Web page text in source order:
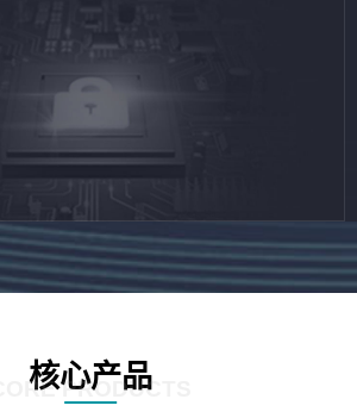
核心产品
CORE PRODUCTS